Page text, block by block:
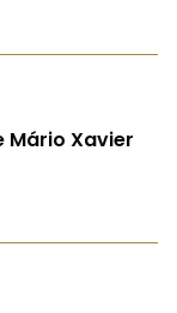
Mário Xavier